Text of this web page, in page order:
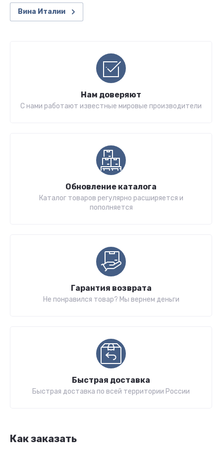
Вина Италии
Нам доверяют
С нами работают известные мировые производители
Обновление каталога
Каталог товаров регулярно расширяется и
пополняется
Гарантия возврата
Не понравился товар? Мы вернем деньги
Быстрая доставка
Быстрая доставка по всей территории России
Как заказать